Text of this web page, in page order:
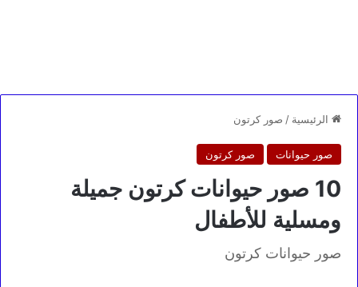
الرئيسية / صور كرتون
صور حيوانات صور كرتون
10 صور حيوانات كرتون جميلة
ومسلية للأطفال
صور حيوانات كرتون